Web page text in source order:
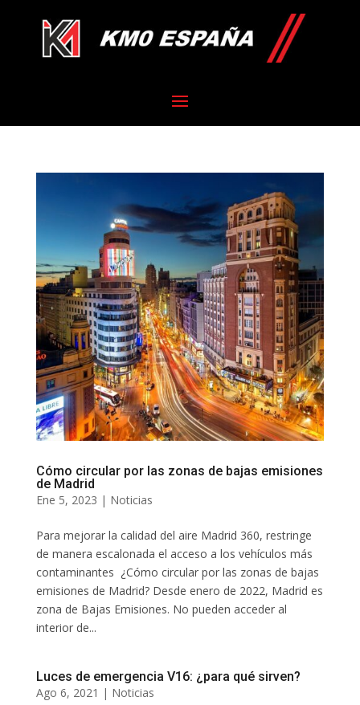
Cómo circular por las zonas de bajas emisiones
de Madrid
Ene 5, 2023 | Noticias
Para mejorar la calidad del aire Madrid 360, restringe
de manera escalonada el acceso a los vehículos más
contaminantes ¿Cómo circular por las zonas de bajas
emisiones de Madrid? Desde enero de 2022, Madrid es
zona de Bajas Emisiones. No pueden acceder al
interior de...
Luces de emergencia V16: ¿para qué sirven?
Ago 6, 2021 | Noticias